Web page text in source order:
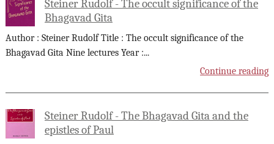
Steiner Rudolf - The occult significance of the
Bhagavad Gita
Author : Steiner Rudolf Title : The occult significance of the
Bhagavad Gita Nine lectures Year :...
Continue reading
Steiner Rudolf - The Bhagavad Gita and the
epistles of Paul